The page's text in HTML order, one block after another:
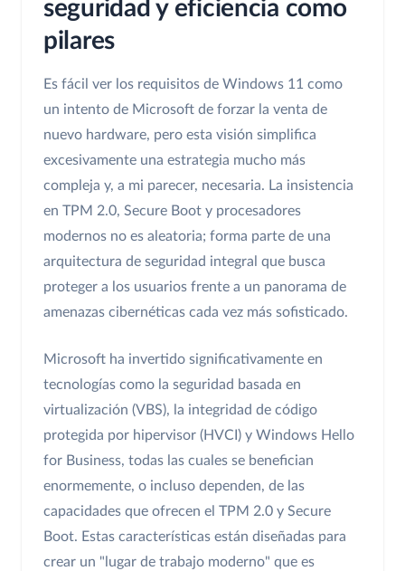
seguridad y eficiencia como
pilares
Es fácil ver los requisitos de Windows 11 como
un intento de Microsoft de forzar la venta de
nuevo hardware, pero esta visión simplifica
excesivamente una estrategia mucho más
compleja y, a mi parecer, necesaria. La insistencia
en TPM 2.0, Secure Boot y procesadores
modernos no es aleatoria; forma parte de una
arquitectura de seguridad integral que busca
proteger a los usuarios frente a un panorama de
amenazas cibernéticas cada vez más sofisticado.
Microsoft ha invertido significativamente en
tecnologías como la seguridad basada en
virtualización (VBS), la integridad de código
protegida por hipervisor (HVCI) y Windows Hello
for Business, todas las cuales se benefician
enormemente, o incluso dependen, de las
capacidades que ofrecen el TPM 2.0 y Secure
Boot. Estas características están diseñadas para
crear un "lugar de trabajo moderno" que es